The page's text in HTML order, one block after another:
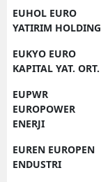
EUHOL EURO
YATIRIM HOLDING
EUKYO EURO
KAPITAL YAT. ORT.
EUPWR
EUROPOWER
ENERJI
EUREN EUROPEN
ENDUSTRI